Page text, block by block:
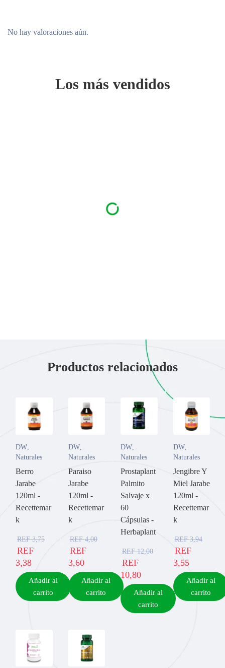
No hay valoraciones aún.
Los más vendidos
Productos relacionados
DW
Naturales
Berro
Jarabe
120ml -
Recettemar
k
REF3,75
REF
3,38
Añadir al
carrito
DW,
Naturales
Paraiso
Jarabe
120ml -
Recettemar
k
REF4,00
REF
3,60
Añadir al
carrito
DW
Naturales
Prostaplant
Palmito
Salvaje x
60
Cápsulas -
Herbaplant
REF12,00
REF
10,80
Añadir al
carrito
DW,
Naturales
Jengibre Y
Miel Jarabe
120ml -
Recettemar
k
REF3,94
REF
3,55
Añadir al
carrito